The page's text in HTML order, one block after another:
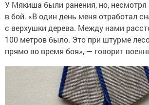
У Мякиша были ранения, но, несмотря
в бой. «В один день меня отработал
с верхушки дерева. Между нами
100 метров было. Это при штурме
прямо во время боя», — говорит